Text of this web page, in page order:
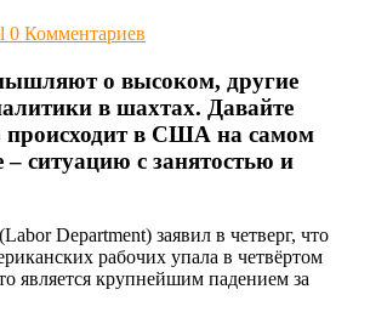
0 Комментариев
о высоком, другие
в шахтах. Давайте
происходит в США на самом
– ситуацию с занятостью и
Department) заявил в четверг, что
рабочих упала в четвёртом
является крупнейшим падением за